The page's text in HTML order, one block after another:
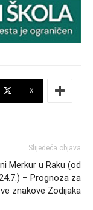
X
Slijedeća objava
Merkur u Raku (od
– Prognoza za
znakove Zodijaka